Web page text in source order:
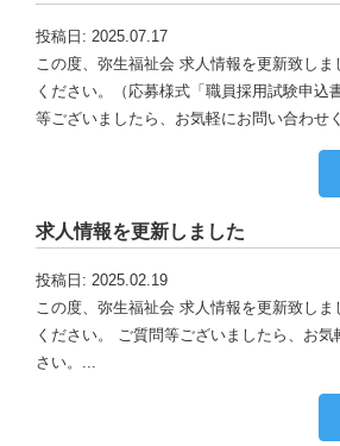
投稿日: 2025.07.17
この度、弥生福祉会 求人情報を更新致し
ください。（応募様式「職員採用試験申込
等ございましたら、お気軽にお問い合わせ
求人情報を更新しました
投稿日: 2025.02.19
この度、弥生福祉会 求人情報を更新致し
ください。 ご質問等ございましたら、お
さい。...